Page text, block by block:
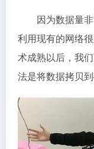
因为数据量非
利用现有的网络
术成熟以后，我
法是将数据拷贝